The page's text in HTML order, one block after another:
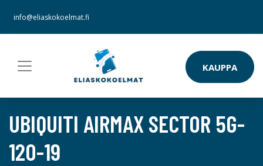
info@eliaskokoelmat.fi
KAUPPA
UBIQUITI AIRMAX SECTOR 5G-
120-19